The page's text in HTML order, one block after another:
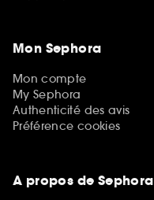
Mon Sephora
Mon compte
My Sephora
Authenticité des avis
Préférence cookies
A propos de Sephora